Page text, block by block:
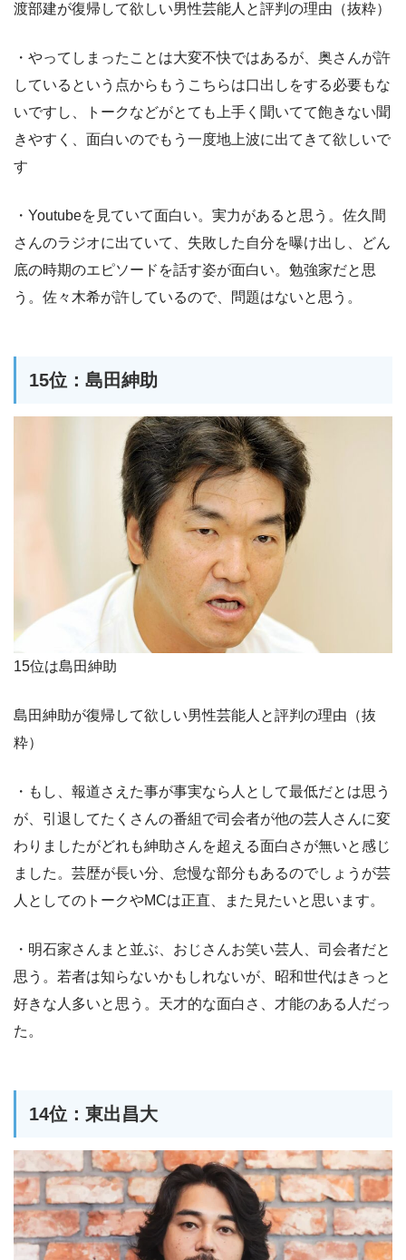
渡部建が復帰して欲しい男性芸能人と評判の理由（抜粋）
・やってしまったことは大変不快ではあるが、奥さんが許
しているという点からもうこちらは口出しをする必要もな
いですし、トークなどがとても上手く聞いてて飽きない聞
きやすく、面白いのでもう一度地上波に出てきて欲しいで
す
・Youtubeを見ていて面白い。実力があると思う。佐久間
さんのラジオに出ていて、失敗した自分を曝け出し、どん
底の時期のエピソードを話す姿が面白い。勉強家だと思
う。佐々木希が許しているので、問題はないと思う。
15位：島田紳助
15位は島田紳助
島田紳助が復帰して欲しい男性芸能人と評判の理由（抜
粋）
・もし、報道さえた事が事実なら人として最低だとは思う
が、引退してたくさんの番組で司会者が他の芸人さんに変
わりましたがどれも紳助さんを超える面白さが無いと感じ
ました。芸歴が長い分、怠慢な部分もあるのでしょうが芸
人としてのトークやMCは正直、また見たいと思います。
・明石家さんまと並ぶ、おじさんお笑い芸人、司会者だと
思う。若者は知らないかもしれないが、昭和世代はきっと
好きな人多いと思う。天才的な面白さ、才能のある人だっ
た。
14位：東出昌大